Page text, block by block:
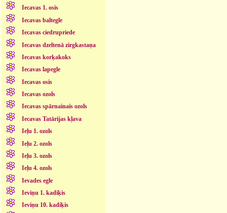
Iecavas 1. osis
Iecavas baltegle
Iecavas ciedrupriede
Iecavas dzeltenā zirgkastaņa
Iecavas korķakoks
Iecavas lapegle
Iecavas osis
Iecavas ozols
Iecavas spārnainais ozols
Iecavas Tatārijas kļava
Ieļu 1. ozols
Ieļu 2. ozols
Ieļu 3. ozols
Ieļu 4. ozols
Ievades egle
Ieviņu 1. kadiķis
Ieviņu 10. kadiķis